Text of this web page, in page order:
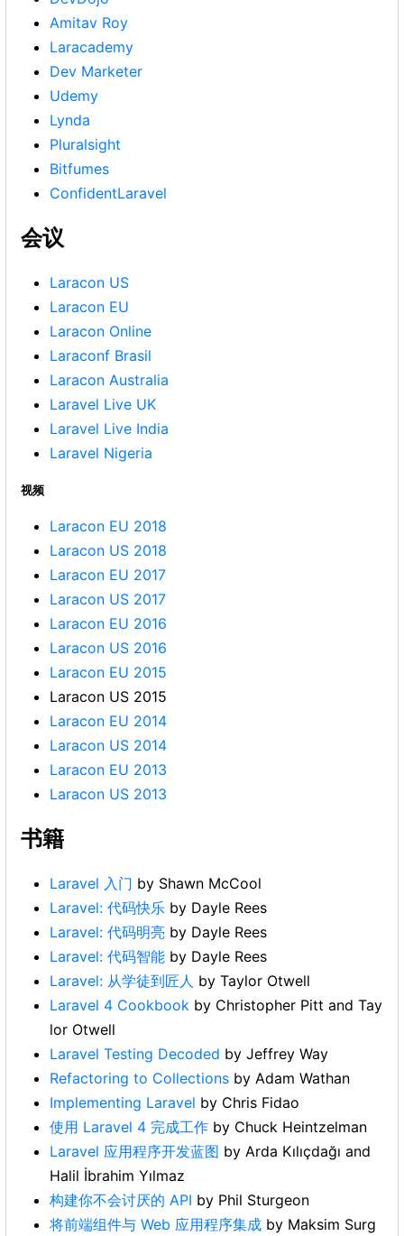
Amitav Roy
Laracademy
Dev Marketer
Udemy
Lynda
Pluralsight
Bitfumes
ConfidentLaravel
会议
Laracon US
Laracon EU
Laracon Online
Laraconf Brasil
Laracon Australia
Laravel Live UK
Laravel Live India
Laravel Nigeria
视频
Laracon EU 2018
Laracon US 2018
Laracon EU 2017
Laracon US 2017
Laracon EU 2016
Laracon US 2016
Laracon EU 2015
Laracon US 2015
Laracon EU 2014
Laracon US 2014
Laracon EU 2013
Laracon US 2013
书籍
Laravel 入门 by Shawn McCool
Laravel: 代码快乐 by Dayle Rees
Laravel: 代码明亮 by Dayle Rees
Laravel: 代码智能 by Dayle Rees
Laravel: 从学徒到匠人 by Taylor Otwell
Laravel 4 Cookbook by Christopher Pitt and Tay
lor Otwell
Laravel Testing Decoded by Jeffrey Way
Refactoring to Collections by Adam Wathan
Implementing Laravel by Chris Fidao
使用 Laravel 4 完成工作 by Chuck Heintzelman
Laravel 应用程序开发蓝图 by Arda Kılıçdağı and
Halil İbrahim Yılmaz
构建你不会讨厌的 API by Phil Sturgeon
将前端组件与 Web 应用程序集成 by Maksim Surg